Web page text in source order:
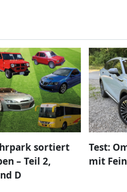
sortiert
– Teil 2,
D
Test:
mit